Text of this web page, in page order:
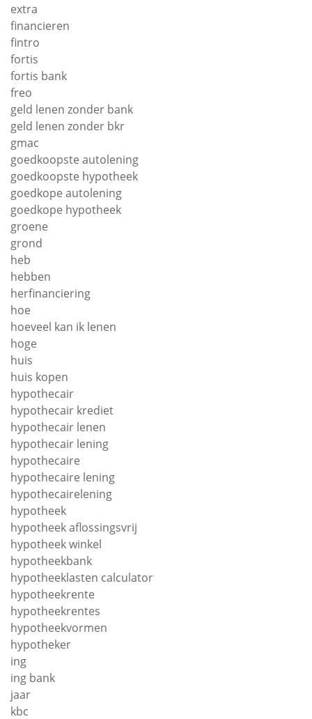
extra
financieren
fintro
fortis
fortis bank
freo
geld lenen zonder bank
geld lenen zonder bkr
gmac
goedkoopste autolening
goedkoopste hypotheek
goedkope autolening
goedkope hypotheek
groene
grond
heb
hebben
herfinanciering
hoe
hoeveel kan ik lenen
hoge
huis
huis kopen
hypothecair
hypothecair krediet
hypothecair lenen
hypothecair lening
hypothecaire
hypothecaire lening
hypothecairelening
hypotheek
hypotheek aflossingsvrij
hypotheek winkel
hypotheekbank
hypotheeklasten calculator
hypotheekrente
hypotheekrentes
hypotheekvormen
hypotheker
ing
ing bank
jaar
kbc